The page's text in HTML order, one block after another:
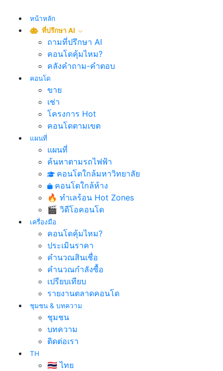
หน้าหลัก
ที่ปรึกษา AI
ถามที่ปรึกษา AI
คอนโดคุ้มไหม?
คลังคำถาม-คำตอบ
คอนโด
ขาย
เช่า
โครงการ Hot
คอนโดตามเขต
แผนที่
แผนที่
ค้นหาตามรถไฟฟ้า
คอนโดใกล้มหาวิทยาลัย
คอนโดใกล้ห้าง
🔥 ทำเลร้อน Hot Zones
🎬 วิดีโอคอนโด
เครื่องมือ
คอนโดคุ้มไหม?
ประเมินราคา
คำนวณสินเชื่อ
คำนวณกำลังซื้อ
เปรียบเทียบ
รายงานตลาดคอนโด
ชุมชน & บทความ
ชุมชน
บทความ
ติดต่อเรา
TH
🇹🇭 ไทย